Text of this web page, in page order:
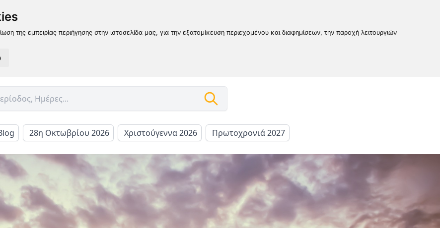
της εμπειρίας περιήγησης στην ιστοσελίδα μας, για την εξατομίκευση περιεχομένου και διαφημίσεων, την παροχή λειτουργιών
28η Οκτωβρίου 2026 Χριστούγεννα 2026 Πρωτοχρονιά 2027